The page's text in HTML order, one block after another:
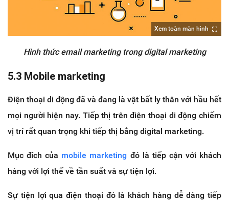
Xem toàn màn hình
Hình thức email marketing trong digital marketing
5.3 Mobile marketing
Điện thoại di động đã và đang là vật bất ly thân với hầu hết
mọi người hiện nay. Tiếp thị trên điện thoại di động chiếm
vị trí rất quan trọng khi tiếp thị bằng digital marketing.
Mục đích của mobile marketing đó là tiếp cận với khách
hàng với lợi thế về tần suất và sự tiện lợi.
Sự tiện lợi qua điện thoại đó là khách hàng dễ dàng tiếp